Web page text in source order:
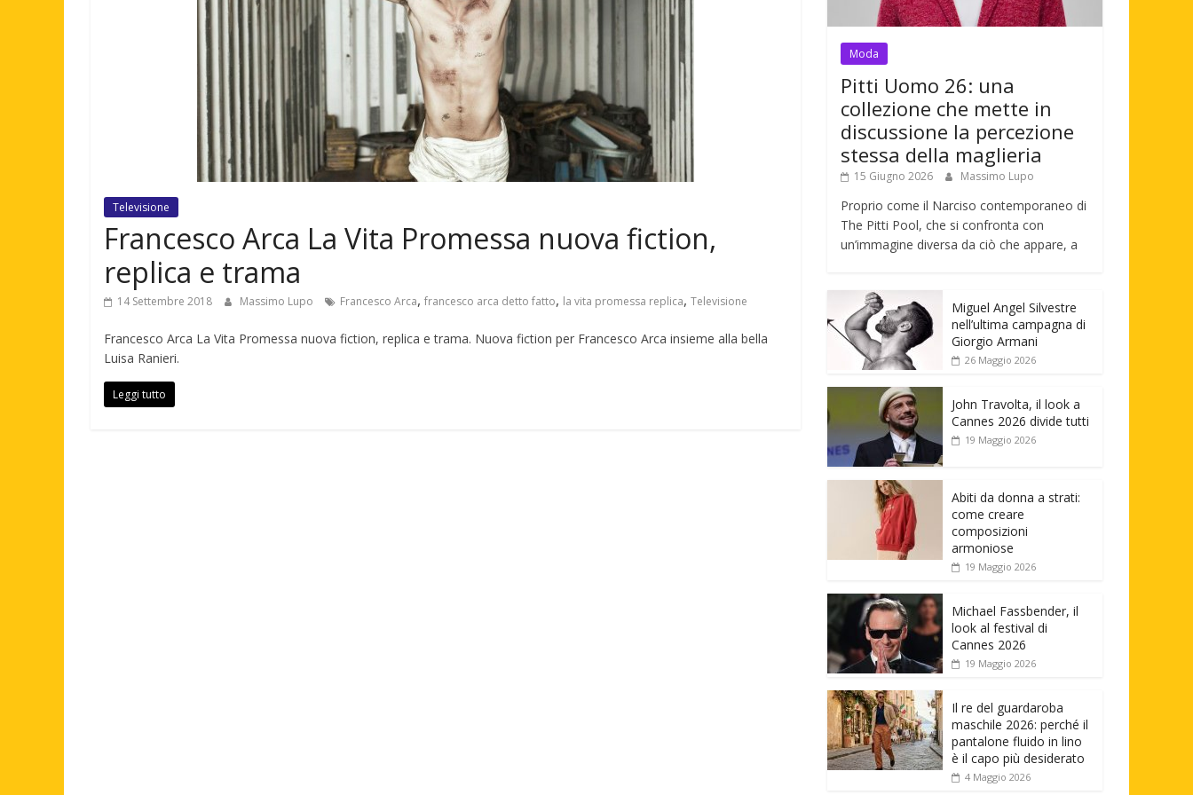
Televisione
Francesco Arca La Vita Promessa nuova fiction,
replica e trama
14 Settembre 2018 Massimo Lupo Francesco Arca, francesco arca detto fatto, la vita promessa replica, Televisione
Francesco Arca La Vita Promessa nuova fiction, replica e trama. Nuova fiction per Francesco Arca insieme alla bella
Luisa Ranieri.
Leggi tutto
Moda
Pitti Uomo 26: una
collezione che mette in
discussione la percezione
stessa della maglieria
15 Giugno 2026 Massimo Lupo
Proprio come il Narciso contemporaneo di
The Pitti Pool, che si confronta con
un’immagine diversa da ciò che appare, a
Miguel Angel Silvestre
nell’ultima campagna di
Giorgio Armani
26 Maggio 2026
John Travolta, il look a
Cannes 2026 divide tutti
19 Maggio 2026
Abiti da donna a strati:
come creare
composizioni
armoniose
19 Maggio 2026
Michael Fassbender, il
look al festival di
Cannes 2026
19 Maggio 2026
Il re del guardaroba
maschile 2026: perché il
pantalone fluido in lino
è il capo più desiderato
4 Maggio 2026